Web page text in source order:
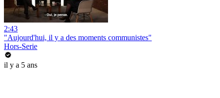
2:43
"Aujourd'hui, il y a des moments communistes"
Hors-Serie
il y a 5 ans